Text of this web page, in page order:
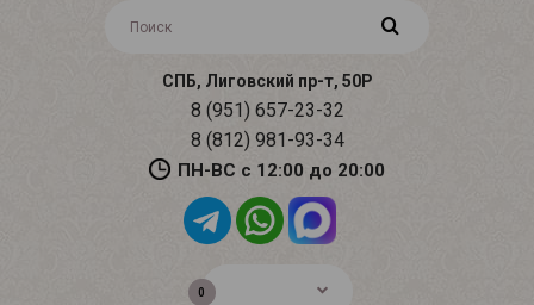
СПБ, Лиговский пр-т, 50Р
8 (951) 657-23-32
8 (812) 981-93-34
ПН-ВС с 12:00 до 20:00
0